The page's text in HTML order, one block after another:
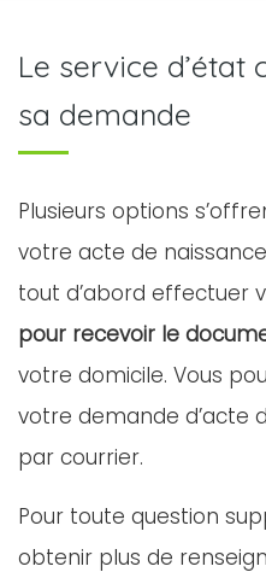
Le service d’état
sa demande
Plusieurs options
votre acte de naissance
tout d’abord effectuer
pour recevoir le
votre domicile. Vous
votre demande d’acte
par courrier.
Pour toute question
obtenir plus de